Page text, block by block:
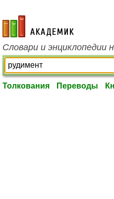
academic.ru
Словари и энциклопедии
Толкования Переводы